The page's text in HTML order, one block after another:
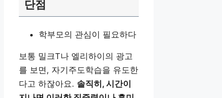
단점
학부모의 관심이 필요하다
보통 밀크T나 엘리하이의 광고
를 보면, 자기주도학습을 유도한
다고 하잖아요. 솔직히, 시간이